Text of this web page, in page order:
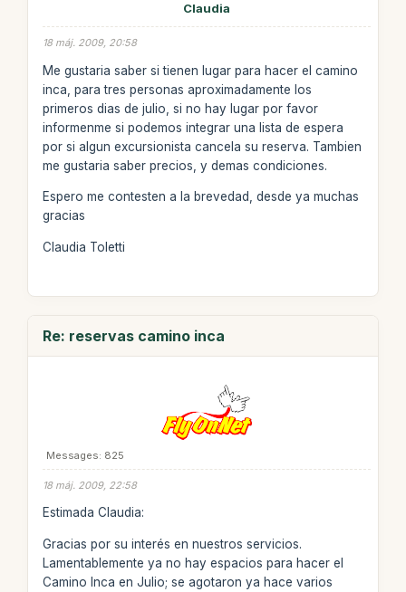
Claudia
18 máj. 2009, 20:58
Me gustaria saber si tienen lugar para hacer el camino
inca, para tres personas aproximadamente los
primeros dias de julio, si no hay lugar por favor
informenme si podemos integrar una lista de espera
por si algun excursionista cancela su reserva. Tambien
me gustaria saber precios, y demas condiciones.
Espero me contesten a la brevedad, desde ya muchas
gracias
Claudia Toletti
Re: reservas camino inca
Messages: 825
18 máj. 2009, 22:58
Estimada Claudia:
Gracias por su interés en nuestros servicios.
Lamentablemente ya no hay espacios para hacer el
Camino Inca en Julio; se agotaron ya hace varios